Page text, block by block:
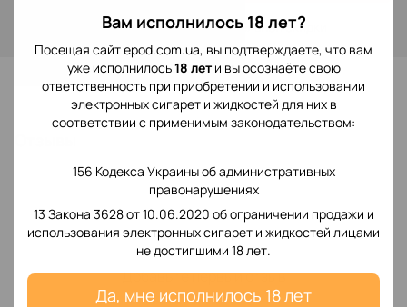
Вам исполнилось 18 лет?
Посещая сайт epod.com.ua, вы подтверждаете, что вам
уже исполнилось18 лети вы осознаёте свою
ответственность при приобретении и использовании
электронных сигарет и жидкостей для них в
соответствии с применимым законодательством:
156 Кодекса Украины об административных
правонарушениях
13 Закона 3628 от 10.06.2020 об ограничении продажи и
использования электронных сигарет и жидкостей лицами
не достигшими 18 лет.
Да, мне исполнилось 18 лет
для отображения накопительной скидки
В избранное
Добавьте первый отзыв